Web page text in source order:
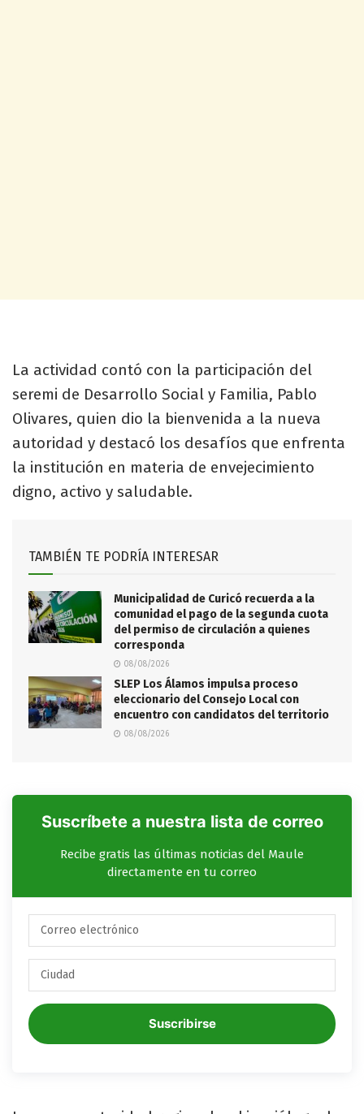
La actividad contó con la participación del
seremi de Desarrollo Social y Familia, Pablo
Olivares, quien dio la bienvenida a la nueva
autoridad y destacó los desafíos que enfrenta
la institución en materia de envejecimiento
digno, activo y saludable.
TAMBIÉN TE PODRÍA INTERESAR
Municipalidad de Curicó recuerda a la
comunidad el pago de la segunda cuota
del permiso de circulación a quienes
corresponda
08/08/2026
SLEP Los Álamos impulsa proceso
eleccionario del Consejo Local con
encuentro con candidatos del territorio
08/08/2026
Suscríbete a nuestra lista de correo
Recibe gratis las últimas noticias del Maule
directamente en tu correo
Suscribirse